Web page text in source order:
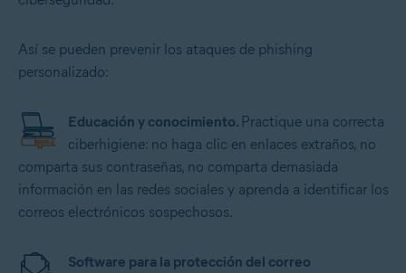
Así se pueden prevenir los ataques de phishing
personalizado:
Educación y conocimiento. Practique una correcta
ciberhigiene: no haga clic en enlaces extraños, no
comparta sus contraseñas, no comparta demasiada
información en las redes sociales y aprenda a identificar los
correos electrónicos sospechosos.
Software para la protección del correo